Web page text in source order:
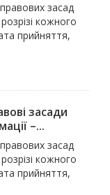
засад
кожного
прийняття,
засади
–...
засад
кожного
прийняття,